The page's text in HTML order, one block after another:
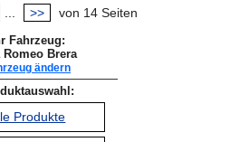
... >> von 14 Seiten
Fahrzeug:
Romeo Brera
ändern
Produkte